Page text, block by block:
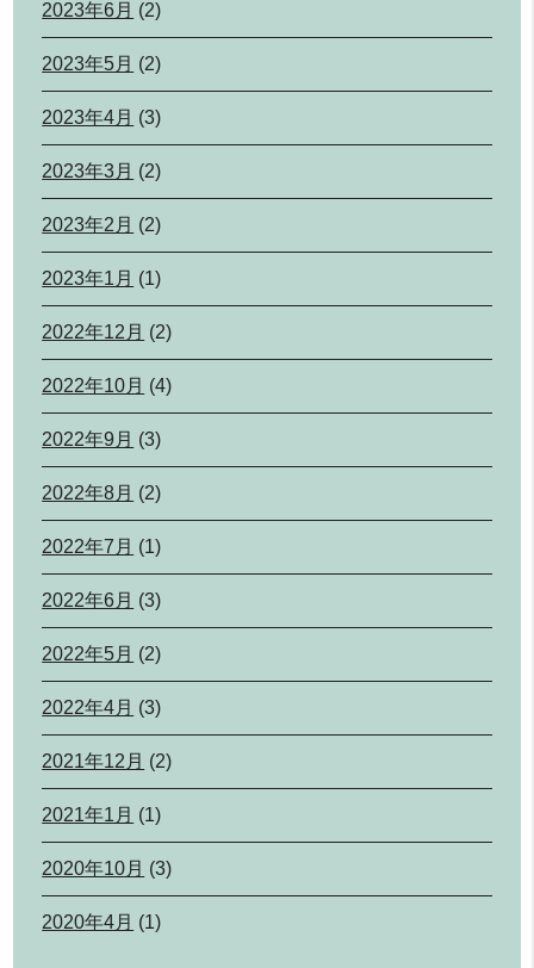
2023年6月 (2)
2023年5月 (2)
2023年4月 (3)
2023年3月 (2)
2023年2月 (2)
2023年1月 (1)
2022年12月 (2)
2022年10月 (4)
2022年9月 (3)
2022年8月 (2)
2022年7月 (1)
2022年6月 (3)
2022年5月 (2)
2022年4月 (3)
2021年12月 (2)
2021年1月 (1)
2020年10月 (3)
2020年4月 (1)